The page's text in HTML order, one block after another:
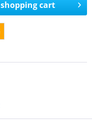
shopping cart